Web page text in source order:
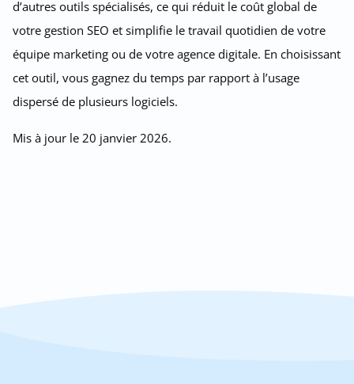
d’autres outils spécialisés, ce qui réduit le coût global de
votre gestion SEO et simplifie le travail quotidien de votre
équipe marketing ou de votre agence digitale. En choisissant
cet outil, vous gagnez du temps par rapport à l’usage
dispersé de plusieurs logiciels.
Mis à jour le 20 janvier 2026.